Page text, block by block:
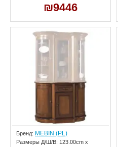
₪9446
Бренд: MEBIN (PL)
Размеры Д/Ш/В: 123.00cm x